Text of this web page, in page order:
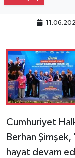
Cumhuriyet
Berhan
hayat devam